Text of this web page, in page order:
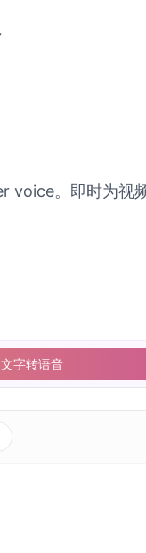
。即时为视
文字转语音